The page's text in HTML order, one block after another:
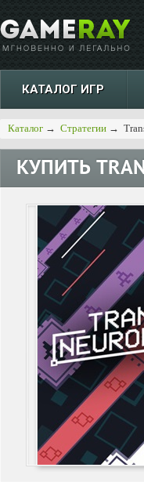
КАТАЛОГ ИГР
Каталог → Стратегии →
КУПИТЬ